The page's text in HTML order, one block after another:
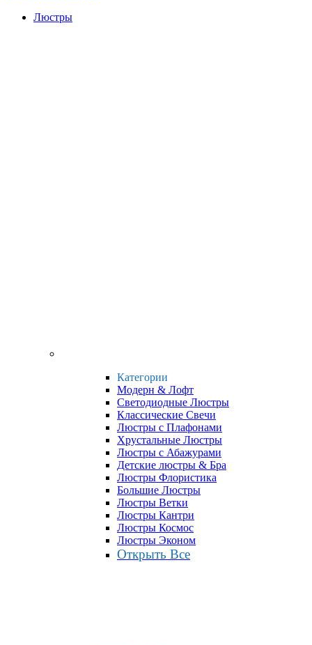
Люстры
Категории
Модерн & Лофт
Светодиодные Люстры
Классические Свечи
Люстры с Плафонами
Хрустальные Люстры
Люстры с Абажурами
Детские люстры & Бра
Люстры Флористика
Большие Люстры
Люстры Ветки
Люстры Кантри
Люстры Космос
Люстры Эконом
Открыть Все